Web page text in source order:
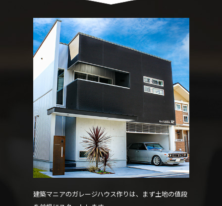
建築マニアのガレージハウス作りは、まず土地の値段